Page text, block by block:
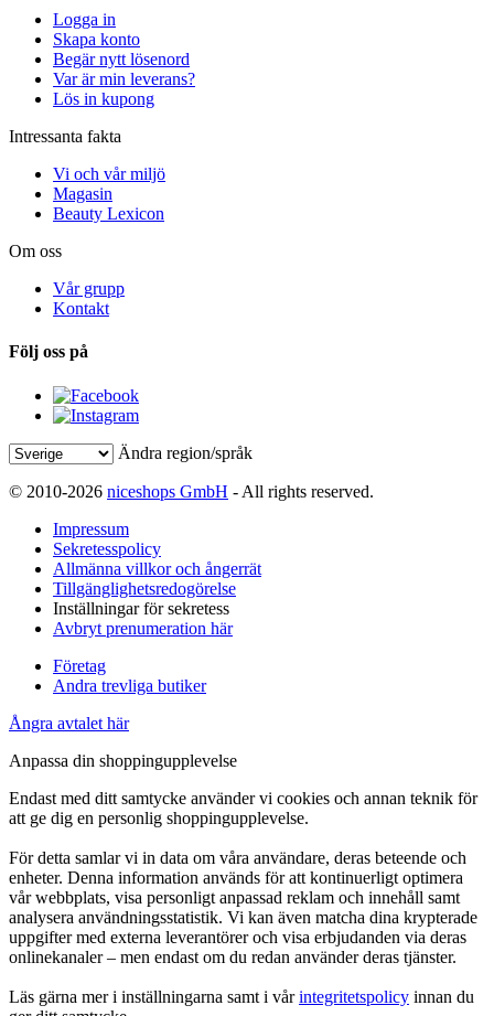
Logga in
Skapa konto
Begär nytt lösenord
Var är min leverans?
Lös in kupong
Intressanta fakta
Vi och vår miljö
Magasin
Beauty Lexicon
Om oss
Vår grupp
Kontakt
Följ oss på
Ändra region/språk
© 2010-2026 niceshops GmbH - All rights reserved.
Impressum
Sekretesspolicy
Allmänna villkor och ångerrät
Tillgänglighetsredogörelse
Inställningar för sekretess
Avbryt prenumeration här
Företag
Andra trevliga butiker
Ångra avtalet här
Anpassa din shoppingupplevelse
Endast med ditt samtycke använder vi cookies och annan teknik för
att ge dig en personlig shoppingupplevelse.
För detta samlar vi in data om våra användare, deras beteende och
enheter. Denna information används för att kontinuerligt optimera
vår webbplats, visa personligt anpassad reklam och innehåll samt
analysera användningsstatistik. Vi kan även matcha dina krypterade
uppgifter med externa leverantörer och visa erbjudanden via deras
onlinekanaler – men endast om du redan använder deras tjänster.
Läs gärna mer i inställningarna samt i vårintegritetspolicy innan du